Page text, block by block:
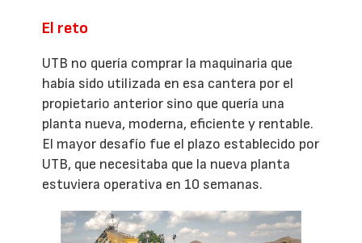
El reto
UTB no quería comprar la maquinaria que
había sido utilizada en esa cantera por el
propietario anterior sino que quería una
planta nueva, moderna, eficiente y rentable.
El mayor desafío fue el plazo establecido por
UTB, que necesitaba que la nueva planta
estuviera operativa en 10 semanas.